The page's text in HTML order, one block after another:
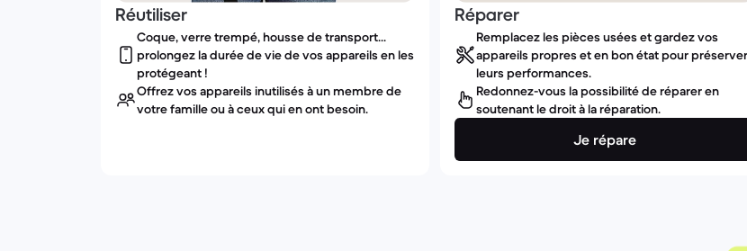
Réutiliser
Coque, verre trempé, housse de transport...
prolongez la durée de vie de vos appareils en les
protégeant !
Offrez vos appareils inutilisés à un membre de
votre famille ou à ceux qui en ont besoin.
Réparer
Remplacez les pièces usées et gardez vos
appareils propres et en bon état pour préserver
leurs performances.
Redonnez-vous la possibilité de réparer en
soutenant le droit à la réparation.
Je répare